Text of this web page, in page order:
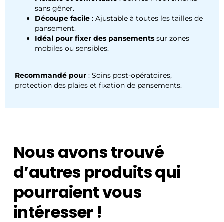
sans gêner.
Découpe facile : Ajustable à toutes les tailles de
pansement.
Idéal pour fixer des pansements sur zones
mobiles ou sensibles.
Recommandé pour : Soins post-opératoires,
protection des plaies et fixation de pansements.
Nous avons trouvé
d’autres produits qui
pourraient vous
intéresser !